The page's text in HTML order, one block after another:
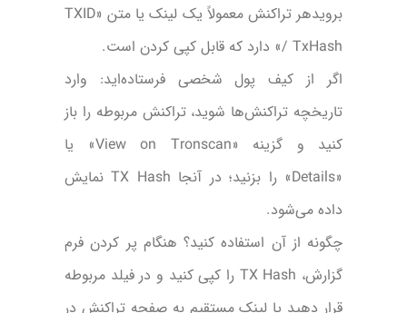
برویدهر تراکنش معمولاً یک لینک یا متن «TXID
/ TxHash» دارد که قابل کپی کردن است.
اگر از کیف پول شخصی فرستاده‌اید: وارد
تاریخچه تراکنش‌ها شوید، تراکنش مربوطه را باز
کنید و گزینه «View on Tronscan» یا
«Details» را بزنید؛ در آنجا TX Hash نمایش
داده می‌شود.
چگونه از آن استفاده کنید؟ هنگام پر کردن فرم
گزارش، TX Hash را کپی کنید و در فیلد مربوطه
قرار دهید یا لینک مستقیم به صفحه تراکنش در